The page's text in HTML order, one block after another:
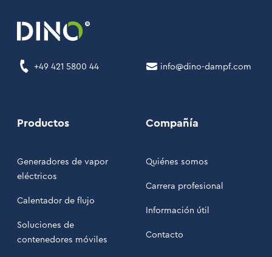
+49 421 5800 44 info@dino-dampf.com
Productos
Generadores de vapor
eléctricos
Calentador de flujo
Soluciones de
contenedores móviles
Compañía
Quiénes somos
Carrera profesional
Información útil
Contacto